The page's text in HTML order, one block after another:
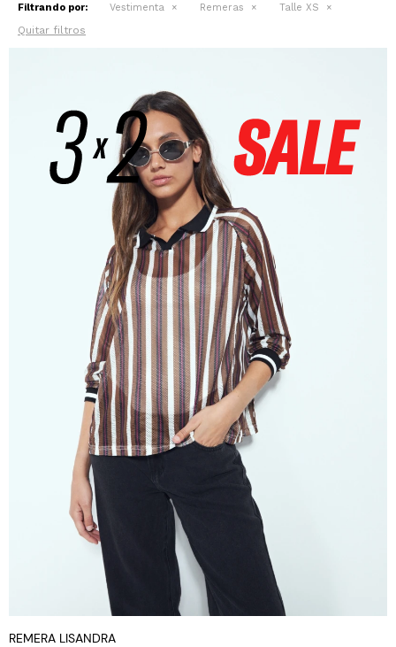
Filtrando por: Vestimenta Remeras Talle XS
Quitar filtros
REMERA LISANDRA